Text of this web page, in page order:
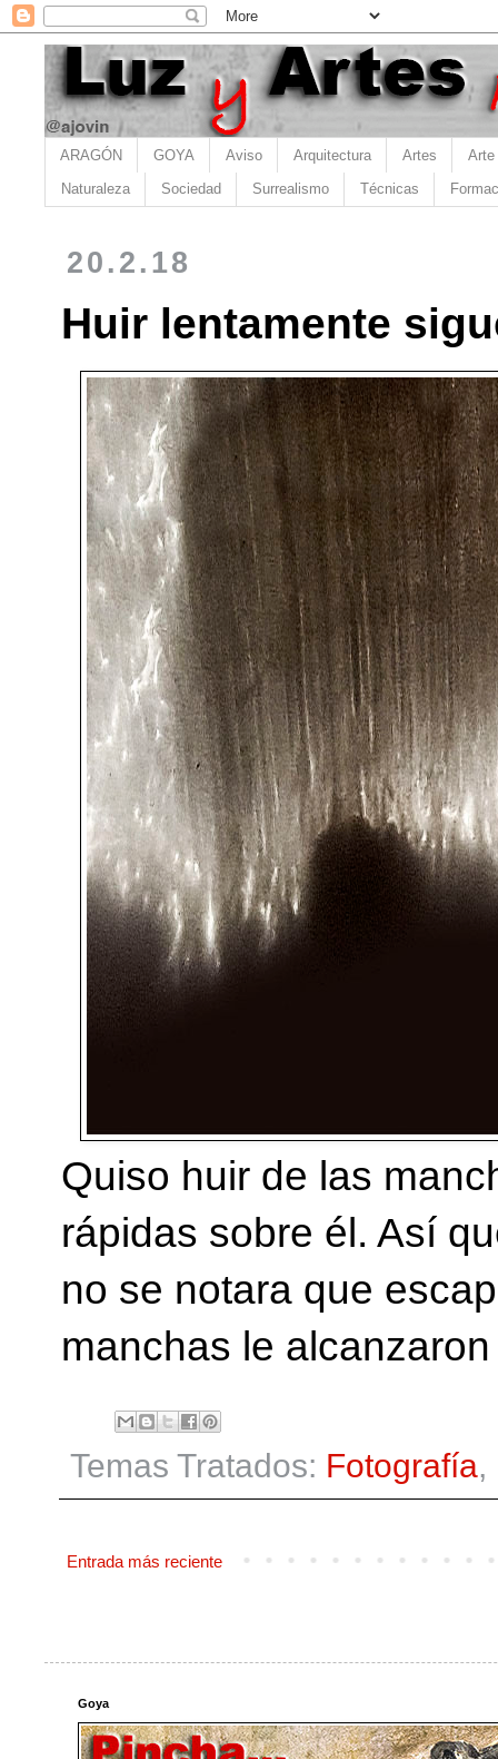
ARAGÓN GOYA Aviso Arquitectura Artes Arte
Naturaleza Sociedad Surrealismo Técnicas
20.2.18
Huir lentamente
Quiso huir de las
rápidas sobre él. Así
no se notara que
manchas le
Temas Tratados: Fotografía,
Entrada más reciente
Goya